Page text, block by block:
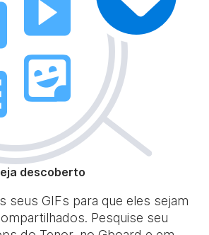
descoberto
seus GIFs para que eles sejam
Pesquise seu